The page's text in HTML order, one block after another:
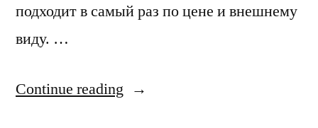
подходит в самый раз по цене и внешнему
виду. …
Continue reading “It’s